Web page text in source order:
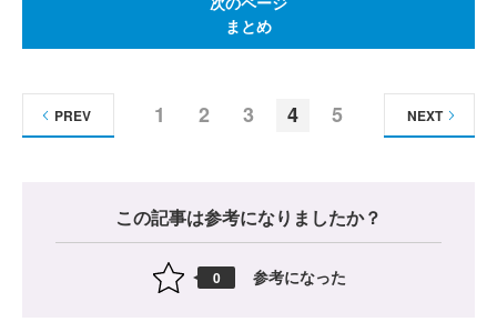
まとめ
1 2 3 4 5
PREV NEXT
この記事は参考になりましたか？
0 参考になった